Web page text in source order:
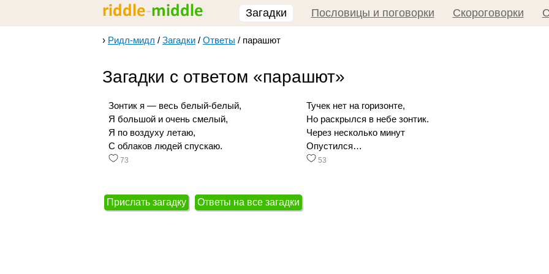
Загадки Пословицы и поговорки Скороговорки
› Ридл-мидл / Загадки / Ответы / парашют
Загадки с ответом «парашют»
Зонтик я — весь белый-белый,
Я большой и очень смелый,
Я по воздуху летаю,
С облаков людей спускаю.
73
Тучек нет на горизонте,
Но раскрылся в небе зонтик.
Через несколько минут
Опустился…
53
Прислать загадку Ответы на все загадки